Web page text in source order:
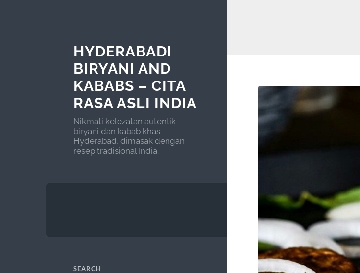
HYDERABADI
BIRYANI AND
KABABS – CITA
RASA ASLI INDIA
Nikmati kelezatan autentik
biryani dan kabab khas
Hyderabad, dimasak dengan
resep tradisional India.
SEARCH